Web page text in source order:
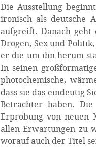
Die Ausstellung
ironisch als deutsche
aufgreift. Danach geht
Drogen, Sex und
er die um ihn herum
In seinen
photochemische,
dass sie das eindeutig
Betrachter haben.
Erprobung von neuen
allen Erwartungen zu
worauf auch der Titel